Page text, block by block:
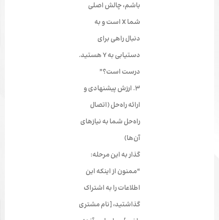
باشم، چالش اصلی
شما X است و به
دنبال راهی برای
دستیابی به Y هستید.
درست است؟”
۳. ارزش پیشنهادی و
ارائه راه‌حل(اتصال
راه‌حل شما به نیازهای
آن‌ها)
گذار به این مرحله:
“ممنون از اینکه این
اطلاعات را به اشتراک
گذاشتید، [نام مشتری